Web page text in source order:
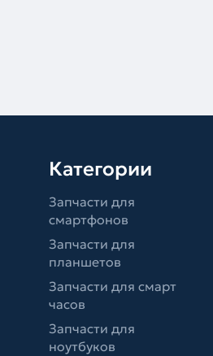
Категории
Запчасти для
смартфонов
Запчасти для
планшетов
Запчасти для смарт
часов
Запчасти для
ноутбуков